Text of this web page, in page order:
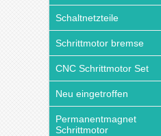
Schaltnetzteile
Schrittmotor bremse
CNC Schrittmotor Set
Neu eingetroffen
Permanentmagnet
Schrittmotor